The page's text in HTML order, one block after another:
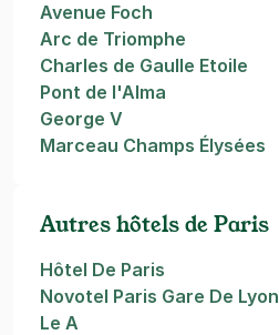
Avenue Foch
Arc de Triomphe
Charles de Gaulle Etoile
Pont de l'Alma
George V
Marceau Champs Élysées
Autres hôtels de Paris
Hôtel De Paris
Novotel Paris Gare De Lyon
Le A